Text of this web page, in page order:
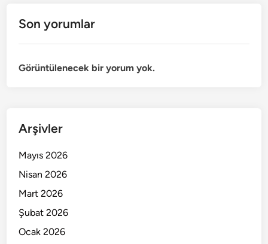
Son yorumlar
Görüntülenecek bir yorum yok.
Arşivler
Mayıs 2026
Nisan 2026
Mart 2026
Şubat 2026
Ocak 2026